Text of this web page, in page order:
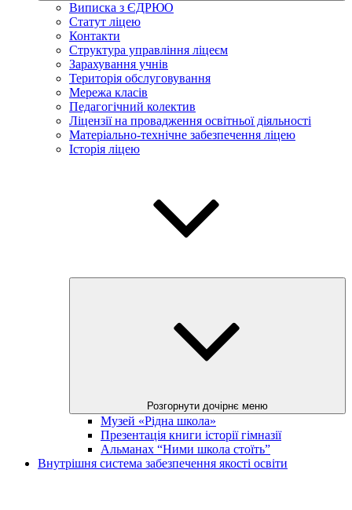
Виписка з ЄДРЮО
Статут ліцею
Контакти
Структура управління ліцеєм
Зарахування учнів
Територія обслуговування
Мережа класів
Педагогічний колектив
Ліцензії на провадження освітньої діяльності
Матеріально-технічне забезпечення ліцею
Історія ліцею
Розгорнути дочірнє меню
Музей «Рідна школа»
Презентація книги історії гімназії
Альманах “Ними школа стоїть”
Внутрішня система забезпечення якості освіти